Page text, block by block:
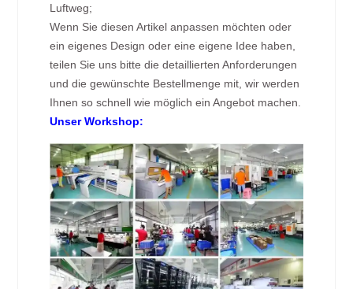
Luftweg;
Wenn Sie diesen Artikel anpassen möchten oder
ein eigenes Design oder eine eigene Idee haben,
teilen Sie uns bitte die detaillierten Anforderungen
und die gewünschte Bestellmenge mit, wir werden
Ihnen so schnell wie möglich ein Angebot machen.
Unser Workshop: